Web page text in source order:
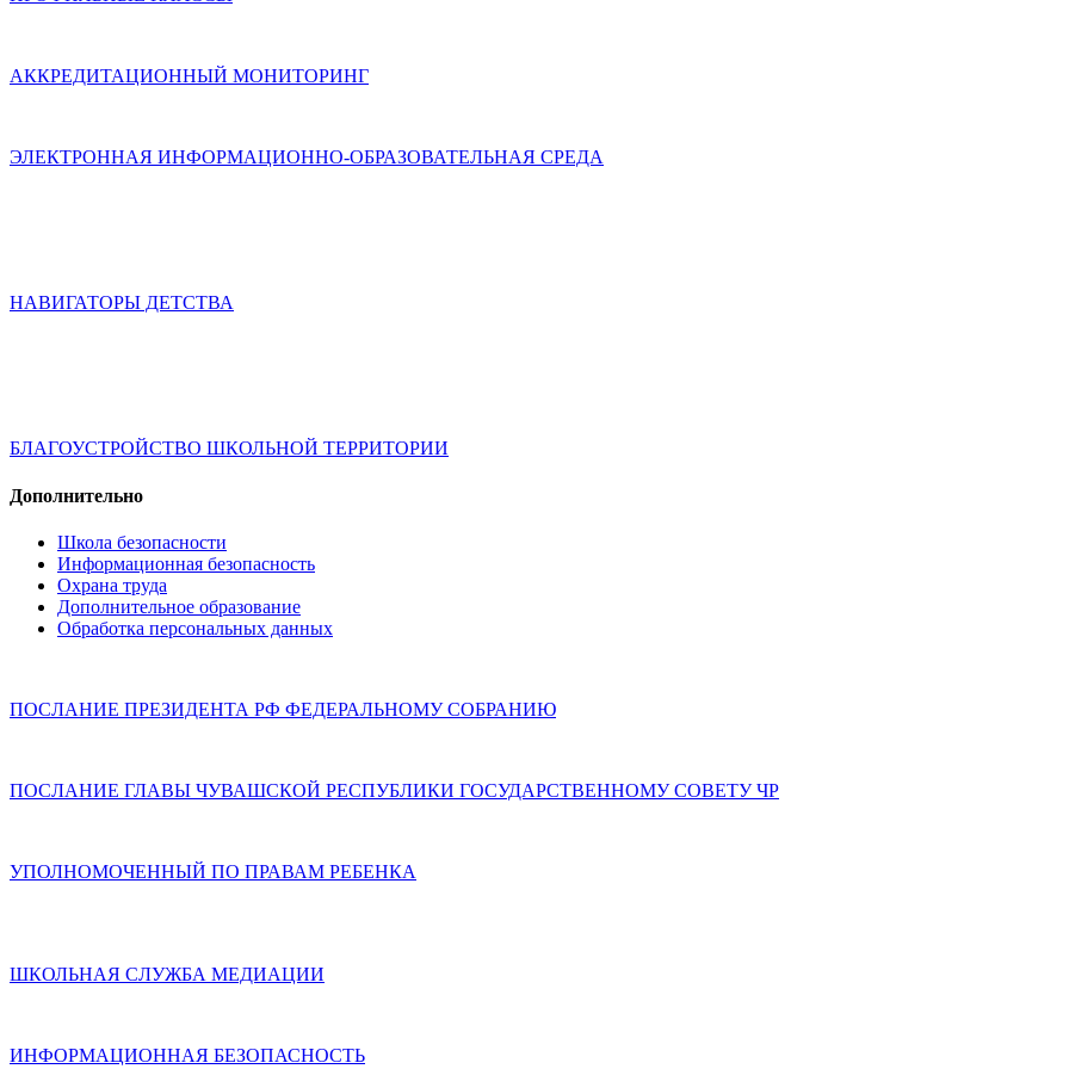
АККРЕДИТАЦИОННЫЙ МОНИТОРИНГ
ЭЛЕКТРОННАЯ ИНФОРМАЦИОННО-ОБРАЗОВАТЕЛЬНАЯ СРЕДА
НАВИГАТОРЫ ДЕТСТВА
БЛАГОУСТРОЙСТВО ШКОЛЬНОЙ ТЕРРИТОРИИ
Дополнительно
Школа безопасности
Информационная безопасность
Охрана труда
Дополнительное образование
Обработка персональных данных
ПОСЛАНИЕ ПРЕЗИДЕНТА РФ ФЕДЕРАЛЬНОМУ СОБРАНИЮ
ПОСЛАНИЕ ГЛАВЫ ЧУВАШСКОЙ РЕСПУБЛИКИ ГОСУДАРСТВЕННОМУ СОВЕТУ ЧР
УПОЛНОМОЧЕННЫЙ ПО ПРАВАМ РЕБЕНКА
ШКОЛЬНАЯ СЛУЖБА МЕДИАЦИИ
ИНФОРМАЦИОННАЯ БЕЗОПАСНОСТЬ